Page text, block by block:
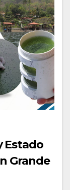
Estado
Grande